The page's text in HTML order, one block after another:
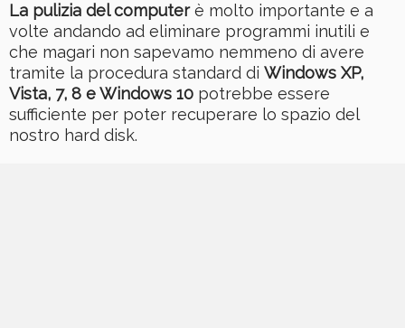
La pulizia del computerè molto importante e a
volte andando ad eliminare programmi inutili e
che magari non sapevamo nemmeno di avere
tramite la procedura standard di Windows XP,
Vista, 7, 8 e Windows 10 potrebbe essere
sufficiente per poter recuperare lo spazio del
nostro hard disk.